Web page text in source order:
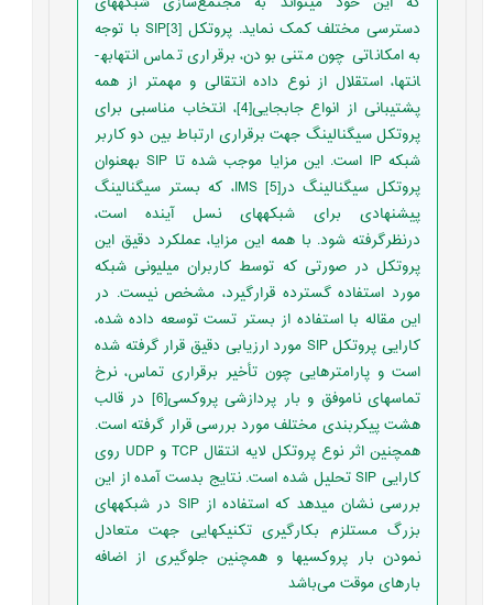
دسترسی مختلف کمک نماید. پروتکل SIP[3] با توجه
به امکاناتی چون متنی بودن، برقراری تماس انتها­به­
انتها، استقلال از نوع داده انتقالی و مهمتر از همه
پشتیبانی از انواع جابجایی[4]، انتخاب مناسبی برای
پروتکل سیگنالینگ جهت برقراری ارتباط بین دو کاربر
شبکه IP است. این مزایا موجب شده تا SIP به­عنوان
پروتکل سیگنالینگ درIMS [5]، که بستر سیگنالینگ
پیشنهادی برای شبکه­های نسل آینده است،
درنظرگرفته شود. با همه این مزایا، عملکرد دقیق این
پروتکل در صورتی که توسط کاربران میلیونی شبکه
مورد استفاده گسترده قرارگیرد، مشخص نیست. در
این مقاله با استفاده از بستر تست توسعه داده شده،
کارایی پروتکل SIP مورد ارزیابی دقیق قرار گرفته شده
است و پارامترهایی چون تأخیر برقراری تماس، نرخ
تماس­های ناموفق و بار پردازشی پروکسی[6] در قالب
هشت پیکربندی مختلف مورد بررسی قرار گرفته است.
همچنین اثر نوع پروتکل لایه انتقال TCP و UDP روی
کارایی SIP تحلیل شده است. نتایج بدست آمده از این
بررسی نشان می­دهد که استفاده از SIP در شبکه­های
بزرگ مستلزم بکارگیری تکنیک­هایی جهت متعادل
نمودن بار پروکسی­ها و همچنین جلوگیری از اضافه
بارهای موقت می‌باشد